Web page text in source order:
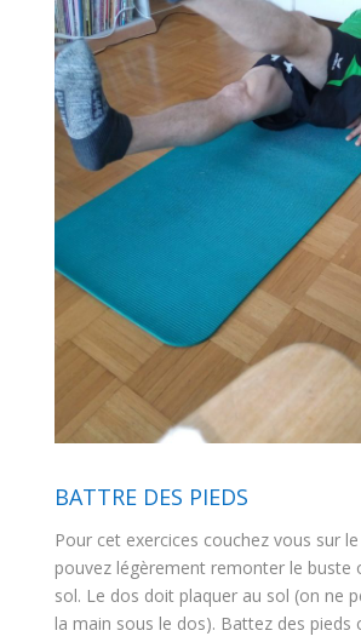
BATTRE DES PIEDS
Pour cet exercices couchez vous sur
pouvez légèrement remonter le buste
sol. Le dos doit plaquer au sol (on ne
la main sous le dos). Battez des pieds